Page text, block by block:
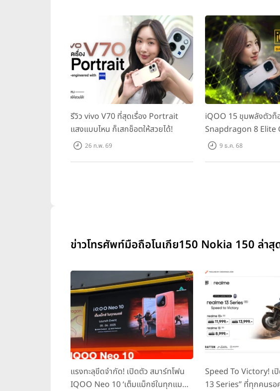
รีวิว vivo V70 ที่สุดเรื่อง Portrait
แสงแบบไหน ก็เสกช็อตให้สวยได้!
26 ก.พ. 69
iQOO 15 ขุมพลังตัวท็
Snapdragon 8 Elite
ทุกเกม!9 ธ.ค. 68
ข่าวโทรศัพท์มือถือโนเกีย150 Nokia 150 ล่าสุ
แรงทะลุขีดจำกัด! เปิดตัว สมาร์ทโฟน
IQOO Neo 10 ‘เต็มแม็กซ์ในทุกแมตช์’
Speed To Victory! เ
13 Series” ที่ทุกคนรอ